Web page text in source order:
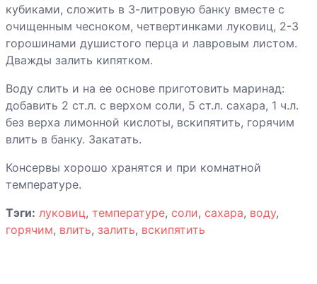
Компот из алычи
ароматный
Компот из груш
Компот из яблок
кубиками, сложить в 3-литровую банку вместе с
очищенным чесноком, четвертинками луковиц, 2-3
горошинами душистого перца и лавровым листом.
Дважды залить кипятком.
Воду слить и на ее основе приготовить маринад:
добавить 2 ст.л. с верхом соли, 5 ст.л. сахара, 1 ч.л.
без верха лимонной кислоты, вскипятить, горячим
влить в банку. Закатать.
Консервы хорошо хранятся и при комнатной
температуре.
Тэги: луковиц, температуре, соли, сахара, воду,
горячим, влить, залить, вскипятить